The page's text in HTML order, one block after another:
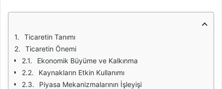
Ticaretin Tanımı
Ticaretin Önemi
Ekonomik Büyüme ve Kalkınma
Kaynakların Etkin Kullanımı
Piyasa Mekanizmalarının İşleyişi